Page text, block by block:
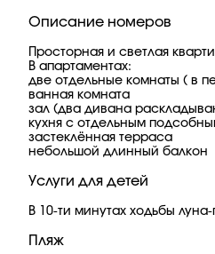
Описание номеров
Просторная и светлая
В апартаментах:
две отдельные комнаты ( в
ванная комната
зал (два дивана
кухня с отдельным
застеклённая терраса
небольшой длинный балкон
Услуги для детей
В 10-ти минутах ходьбы
Пляж